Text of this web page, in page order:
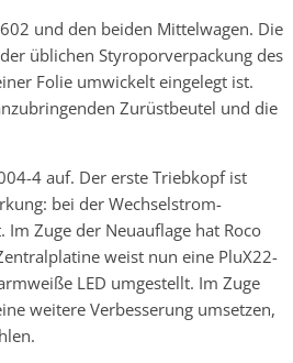
und den beiden Mittelwagen. Die
üblichen Styroporverpackung des
Folie umwickelt eingelegt ist.
Zurüstbeutel und die
4 auf. Der erste Triebkopf ist
bei der Wechselstrom-
Zuge der Neuauflage hat Roco
weist nun eine PluX22-
LED umgestellt. Im Zuge
weitere Verbesserung umsetzen,